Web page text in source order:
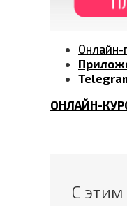
Онлайн-
ОНЛАЙН-
С